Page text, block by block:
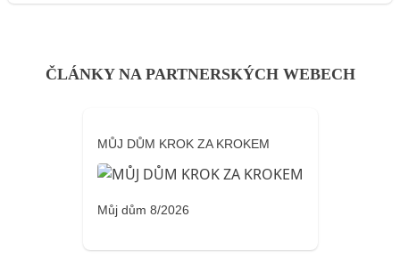
ČLÁNKY NA PARTNERSKÝCH WEBECH
MŮJ DŮM KROK ZA KROKEM
Můj dům 8/2026